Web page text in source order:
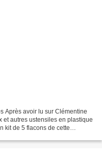
Après avoir lu sur Clémentine
et autres ustensiles en plastique
kit de 5 flacons de cette